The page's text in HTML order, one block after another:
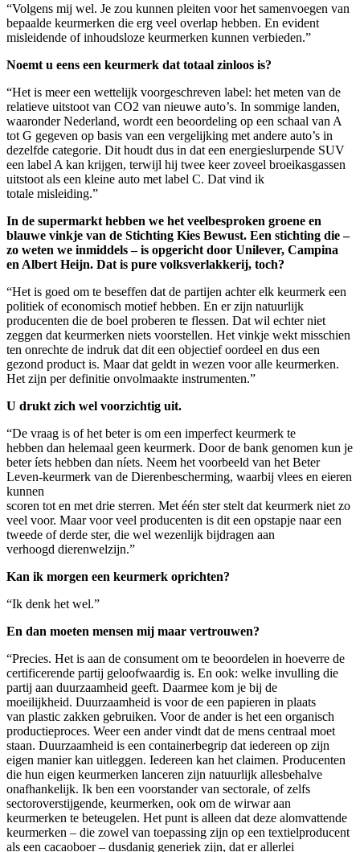
“Volgens mij wel. Je zou kunnen pleiten voor het samenvoegen van
bepaalde keurmerken die erg veel overlap hebben. En evident
misleidende of inhoudsloze keurmerken kunnen verbieden.”
Noemt u eens een keurmerk dat totaal zinloos is?
“Het is meer een wettelijk voorgeschreven label: het meten van de
relatieve uitstoot van CO2 van nieuwe auto’s. In sommige landen,
waaronder Nederland, wordt een beoordeling op een schaal van A
tot G gegeven op basis van een vergelijking met andere auto’s in
dezelfde categorie. Dit houdt dus in dat een energieslurpende SUV
een label A kan krijgen, terwijl hij twee keer zoveel broeikasgassen
uitstoot als een kleine auto met label C. Dat vind ik
totale misleiding.”
In de supermarkt hebben we het veelbesproken groene en
blauwe vinkje van de Stichting Kies Bewust. Een stichting die –
zo weten we inmiddels – is opgericht door Unilever, Campina
en Albert Heijn. Dat is pure volksverlakkerij, toch?
“Het is goed om te beseffen dat de partijen achter elk keurmerk een
politiek of economisch motief hebben. En er zijn natuurlijk
producenten die de boel proberen te flessen. Dat wil echter niet
zeggen dat keurmerken niets voorstellen. Het vinkje wekt misschien
ten onrechte de indruk dat dit een objectief oordeel en dus een
gezond product is. Maar dat geldt in wezen voor alle keurmerken.
Het zijn per definitie onvolmaakte instrumenten.”
U drukt zich wel voorzichtig uit.
“De vraag is of het beter is om een imperfect keurmerk te
hebben dan helemaal geen keurmerk. Door de bank genomen kun je
beter íets hebben dan níets. Neem het voorbeeld van het Beter
Leven-keurmerk van de Dierenbescherming, waarbij vlees en eieren
kunnen
scoren tot en met drie sterren. Met één ster stelt dat keurmerk niet zo
veel voor. Maar voor veel producenten is dit een opstapje naar een
tweede of derde ster, die wel wezenlijk bijdragen aan
verhoogd dierenwelzijn.”
Kan ik morgen een keurmerk oprichten?
“Ik denk het wel.”
En dan moeten mensen mij maar vertrouwen?
“Precies. Het is aan de consument om te beoordelen in hoeverre de
certificerende partij geloofwaardig is. En ook: welke invulling die
partij aan duurzaamheid geeft. Daarmee kom je bij de
moeilijkheid. Duurzaamheid is voor de een papieren in plaats
van plastic zakken gebruiken. Voor de ander is het een organisch
productieproces. Weer een ander vindt dat de mens centraal moet
staan. Duurzaamheid is een containerbegrip dat iedereen op zijn
eigen manier kan uitleggen. Iedereen kan het claimen. Producenten
die hun eigen keurmerken lanceren zijn natuurlijk allesbehalve
onafhankelijk. Ik ben een voorstander van sectorale, of zelfs
sectoroverstijgende, keurmerken, ook om de wirwar aan
keurmerken te beteugelen. Het punt is alleen dat deze alomvattende
keurmerken – die zowel van toepassing zijn op een textielproducent
als een cacaoboer – dusdanig generiek zijn, dat er allerlei